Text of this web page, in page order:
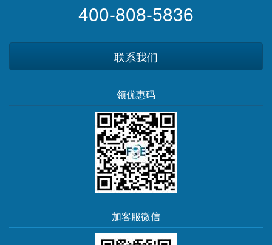
400-808-5836
联系我们
领优惠码
加客服微信